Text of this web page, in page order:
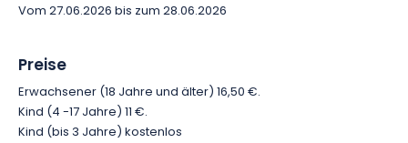
Vom 27.06.2026 bis zum 28.06.2026
Preise
Erwachsener (18 Jahre und älter) 16,50 €.
Kind (4 -17 Jahre) 11 €.
Kind (bis 3 Jahre) kostenlos